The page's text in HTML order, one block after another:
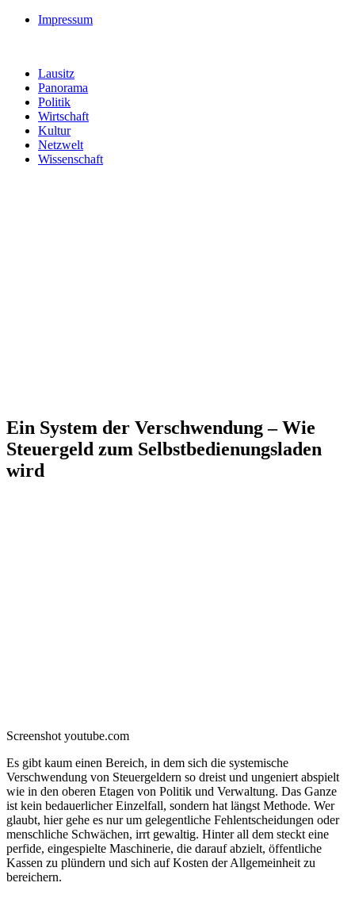
Impressum
Lausitz
Panorama
Politik
Wirtschaft
Kultur
Netzwelt
Wissenschaft
Ein System der Verschwendung – Wie
Steuergeld zum Selbstbedienungsladen
wird
Screenshot youtube.com
Es gibt kaum einen Bereich, in dem sich die systemische
Verschwendung von Steuergeldern so dreist und ungeniert abspielt
wie in den oberen Etagen von Politik und Verwaltung. Das Ganze
ist kein bedauerlicher Einzelfall, sondern hat längst Methode. Wer
glaubt, hier gehe es nur um gelegentliche Fehlentscheidungen oder
menschliche Schwächen, irrt gewaltig. Hinter all dem steckt eine
perfide, eingespielte Maschinerie, die darauf abzielt, öffentliche
Kassen zu plündern und sich auf Kosten der Allgemeinheit zu
bereichern.